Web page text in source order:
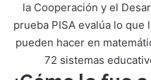
la Cooperación y el
prueba PISA evalúa lo que
pueden hacer en
72 sistemas